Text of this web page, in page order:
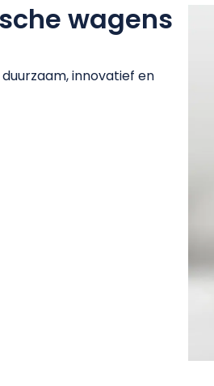
wagens
innovatief en